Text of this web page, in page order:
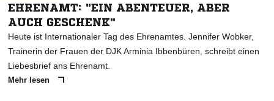
EHRENAMT: "EIN ABENTEUER, ABER
AUCH GESCHENK"
Heute ist Internationaler Tag des Ehrenamtes. Jennifer Wobker,
Trainerin der Frauen der DJK Arminia Ibbenbüren, schreibt einen
Liebesbrief ans Ehrenamt.
Mehr lesen